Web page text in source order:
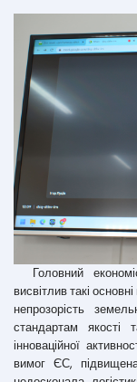
Головний
висвітлив такі
непрозорість
стандартам якості
інноваційної
вимог ЄС,